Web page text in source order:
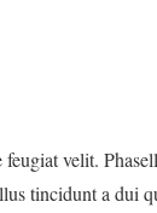
velit.
tincidunt a